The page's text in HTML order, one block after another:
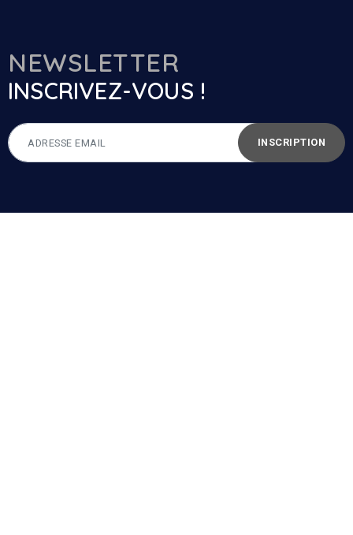
NEWSLETTER
INSCRIVEZ-VOUS !
INSCRIPTION